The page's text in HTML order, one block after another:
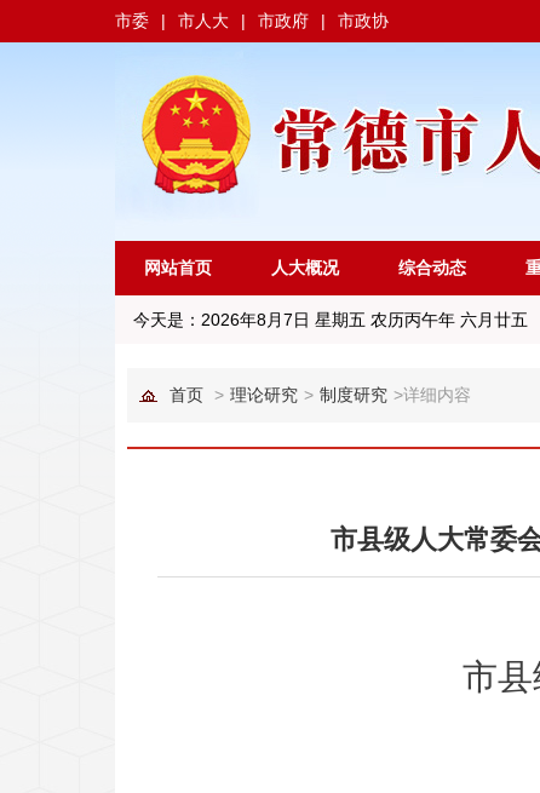
市委 | 市人大 | 市政府 | 市政协
网站首页 人大概况 综合动态
今天是： 2026年8月7日 星期五 农历丙午年 六月廿五
首页 > 理论研究 > 制度研究 >详细内容
市县级人大常委
市